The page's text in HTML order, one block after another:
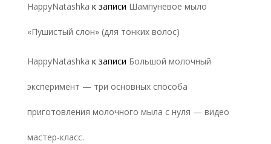
HappyNatashka к записи Шампуневое мыло
«Пушистый слон» (для тонких волос)
HappyNatashka к записи Большой молочный
эксперимент — три основных способа
приготовления молочного мыла с нуля — видео
мастер-класс.